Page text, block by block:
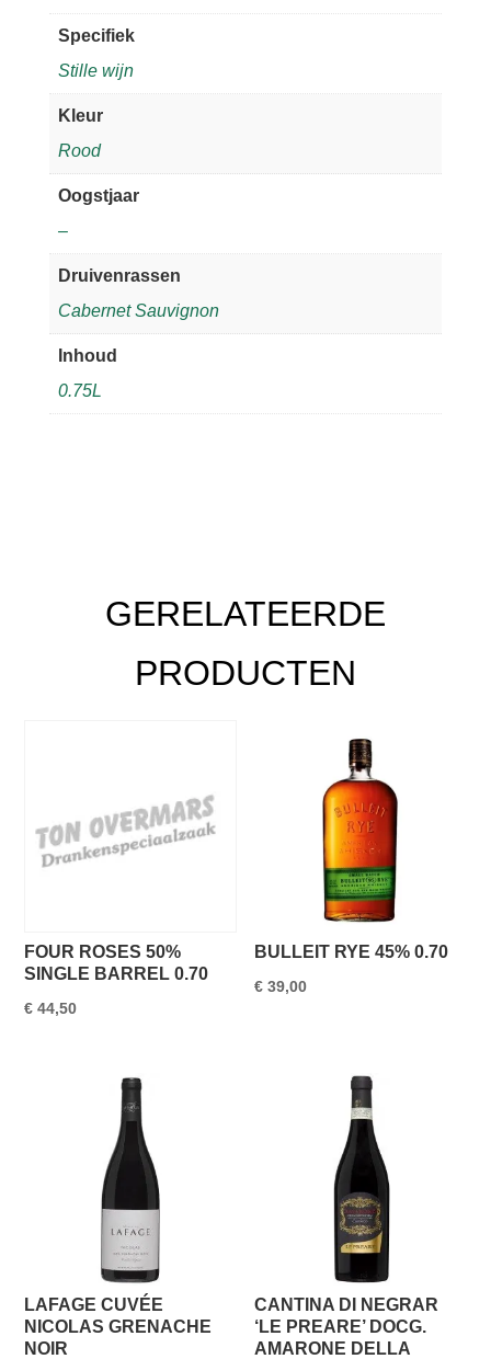
County
Director's
aantal
Specifiek
Stille wijn
Kleur
Rood
Oogstjaar
–
Druivenrassen
Cabernet Sauvignon
Inhoud
0.75L
GERELATEERDE
PRODUCTEN
FOUR ROSES 50%
SINGLE BARREL 0.70
€ 44,50
BULLEIT RYE 45% 0.70
€ 39,00
LAFAGE CUVÉE
NICOLAS GRENACHE
NOIR
CANTINA DI NEGRAR
‘LE PREARE’ DOCG.
AMARONE DELLA